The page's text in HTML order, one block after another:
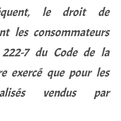
le droit de
les consommateurs
7 du Code de la
exercé que pour les
vendus par